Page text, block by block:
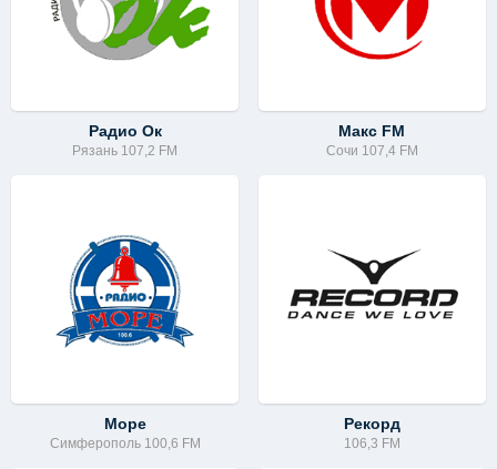
Радио Ок
Рязань 107,2 FM
Макс FM
Сочи 107,4 FM
Море
Симферополь 100,6 FM
Рекорд
106,3 FM